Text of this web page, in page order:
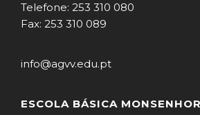
Telefone: 253 310 080
Fax: 253 310 089
info@agvv.edu.pt
ESCOLA BÁSICA